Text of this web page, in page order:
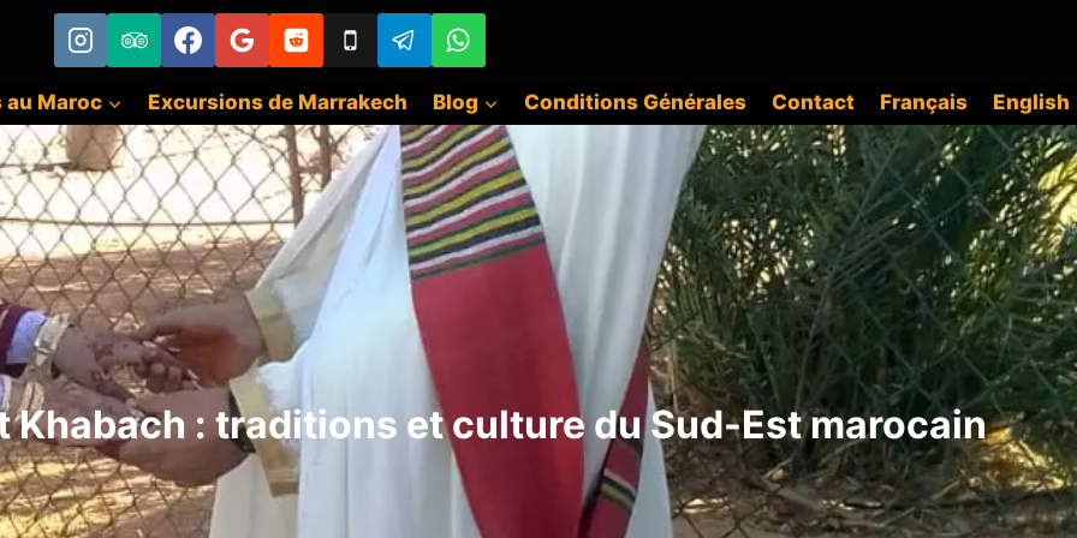
Maroc Excursions de Marrakech Blog Conditions Générales Contact Français English
Khabach : traditions et culture du Sud-Est marocain